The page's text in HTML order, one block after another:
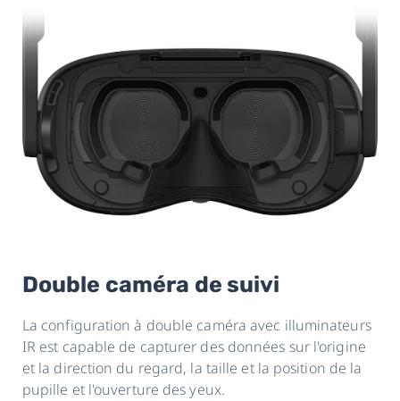
Double caméra de suivi
La configuration à double caméra avec illuminateurs
IR est capable de capturer des données sur l'origine
et la direction du regard, la taille et la position de la
pupille et l'ouverture des yeux.